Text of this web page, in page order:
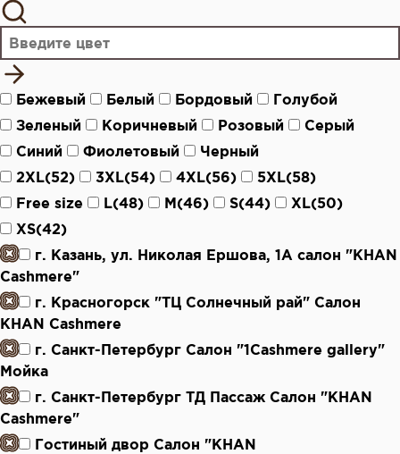
Бежевый Белый Бордовый
Голубой
Зеленый
Коричневый Розовый
Серый
Синий
Фиолетовый
Черный
2XL(52)
3XL(54) 4XL(56)
5XL(58)
Free size
L(48) M(46) S(44)
XL(50)
XS(42)
г. Казань, ул. Николая Ершова, 1А салон "KHAN
Cashmere"
г. Красногорск "ТЦ Солнечный рай" Салон
KHAN Cashmere
г. Санкт-Петербург Салон "1Cashmere gallery"
Мойка
г. Санкт-Петербург ТД Пассаж Салон "KHAN
Cashmere"
Гостиный двор Салон "KHAN